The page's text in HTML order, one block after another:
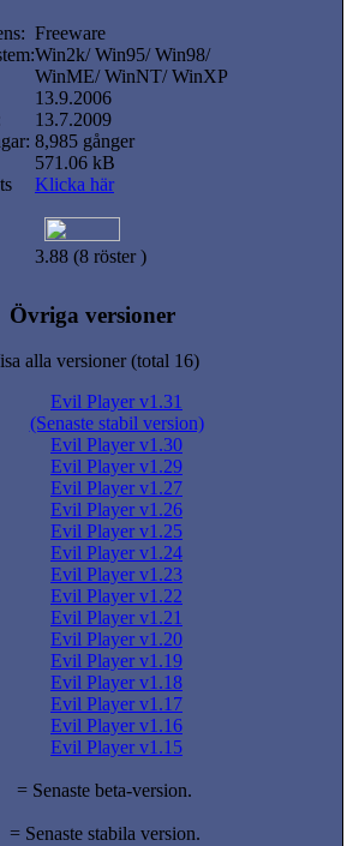
Freeware
Win2k/ Win95/ Win98/
WinME/ WinNT/ WinXP
13.9.2006
13.7.2009
8,985 gånger
571.06 kB
Klicka här
3.88 (8 röster )
Övriga versioner
alla versioner (total 16)
Evil Player v1.31
(Senaste stabil version)
Evil Player v1.30
Evil Player v1.29
Evil Player v1.27
Evil Player v1.26
Evil Player v1.25
Evil Player v1.24
Evil Player v1.23
Evil Player v1.22
Evil Player v1.21
Evil Player v1.20
Evil Player v1.19
Evil Player v1.18
Evil Player v1.17
Evil Player v1.16
Evil Player v1.15
= Senaste beta-version.
= Senaste stabila version.